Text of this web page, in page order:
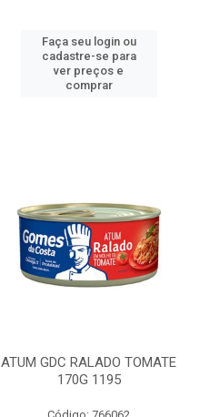
Faça seu login ou
cadastre-se para
ver preços e
comprar
ATUM GDC RALADO TOMATE
170G 1195